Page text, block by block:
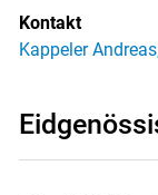
Kontakt
Kappeler